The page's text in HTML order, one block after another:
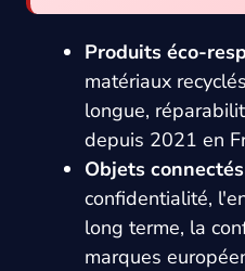
Produits éco-
matériaux
longue,
depuis 2021 en
Objets connectés
confidentialité,
long terme, la
marques